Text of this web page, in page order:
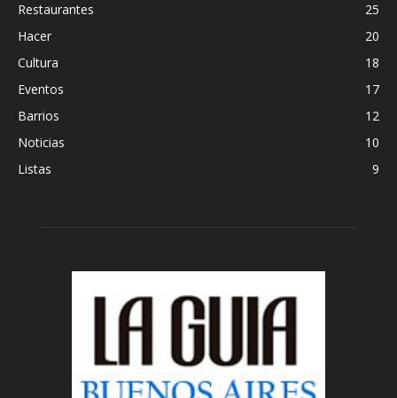
Restaurantes
25
Hacer
20
Cultura
18
Eventos
17
Barrios
12
Noticias
10
Listas
9